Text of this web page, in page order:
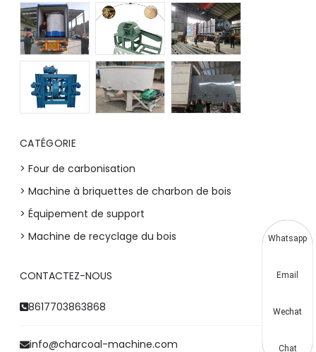
CATÉGORIE
> Four de carbonisation
> Machine à briquettes de charbon de bois
> Équipement de support
> Machine de recyclage du bois
CONTACTEZ-NOUS
8617703863868
info@charcoal-machine.com
Whatsapp
Email
Wechat
Chat